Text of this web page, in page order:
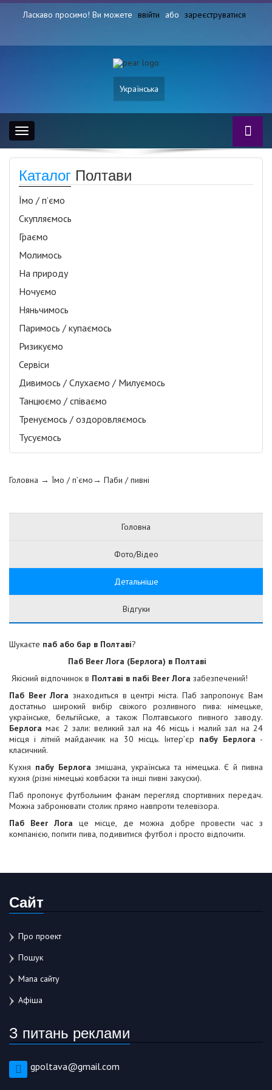
Ласкаво просимо! Ви можете ввійти або зареєструватися
Українська
Toggle
navigation
Каталог Полтави
Їмо / п’ємо
Скупляємось
Граємо
Молимось
На природу
Ночуємо
Няньчимось
Паримось / купаємось
Ризикуємо
Сервіси
Дивимось / Слухаємо / Милуємось
Танцюємо / співаємо
Тренуємось / оздоровляємось
Тусуємось
Головна → Їмо / п’ємо→ Паби / пивні
Головна
Фото/Відео
Детальніше
Відгуки
Шукаєте паб або бар в Полтаві?
Паб Beer Лога (Берлога) в Полтаві
Якісний відпочинок в Полтаві в пабі Beer Лога забезпечений!
Паб Beer Лога знаходиться в центрі міста. Паб запропонує Вам
достатньо широкий вибір свіжого розливного пива: німецьке,
українське, бельгійське, а також Полтавського пивного заводу.
Берлога має 2 зали: великий зал на 46 місць і малий зал на 24
місця і літній майданчик на 30 місць. Інтер’єр пабу Берлога -
класичний.
Кухня пабу Берлога змішана, українська та німецька. Є й пивна
кухня (різні німецькі ковбаски та інші пивні закуски).
Паб пропонує футбольним фанам перегляд спортивних передач.
Можна забронювати столик прямо навпроти телевізора.
Паб Beer Лога це місце, де можна добре провести час з
компанією, попити пива, подивитися футбол і просто відпочити.
Сайт
Про проект
Пошук
Мапа сайту
Афіша
З питань реклами
gpoltava@gmail.com